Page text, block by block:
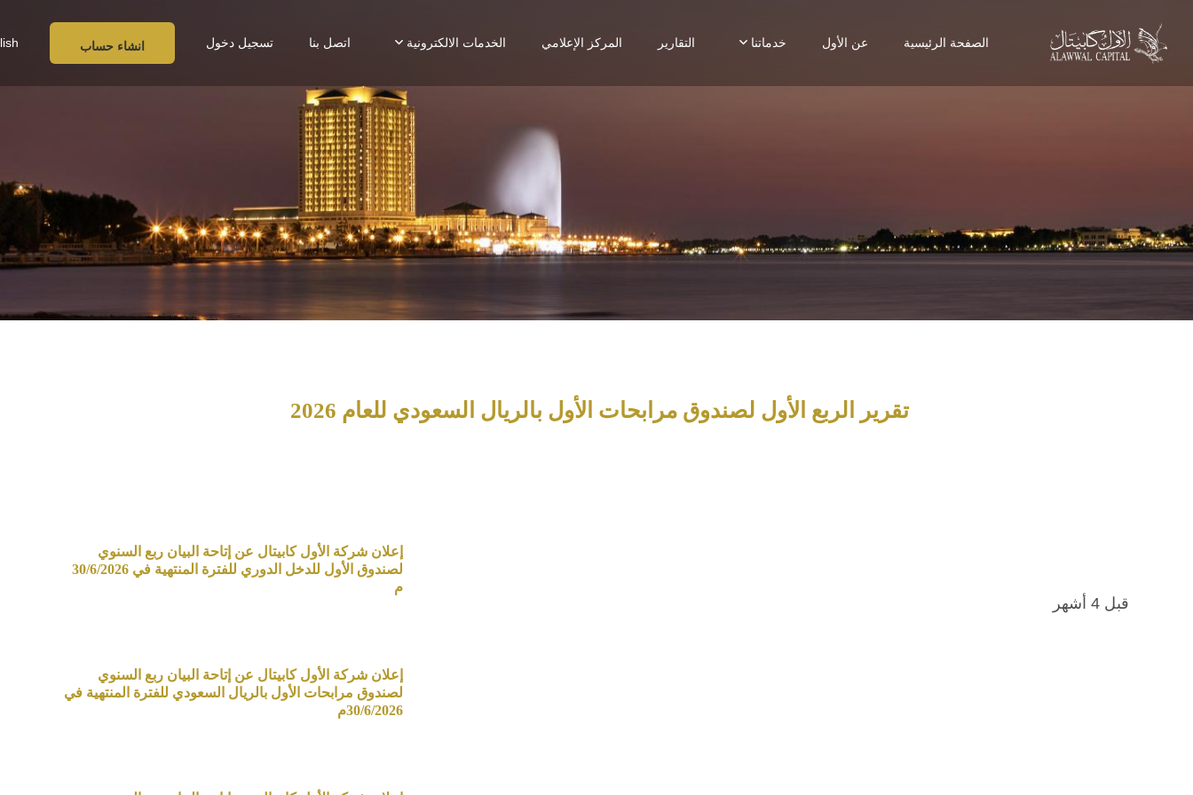
الصفحة الرئيسية عن الأول خدماتنا التقارير المركز الإعلامي الخدمات الالكترونية اتصل بنا تسجيل دخول انشاء حساب
تقرير الربع الأول لصندوق مرابحات الأول بالريال السعودي للعام 2026
قبل 4 أشهر
إعلان شركة الأول كابيتال عن إتاحة البيان ربع السنوي
م
إعلان شركة الأول كابيتال عن إتاحة البيان ربع السنوي
لصندوق مرابحات الأول بالريال السعودي للفترة المنتهية في
30/6/2026م